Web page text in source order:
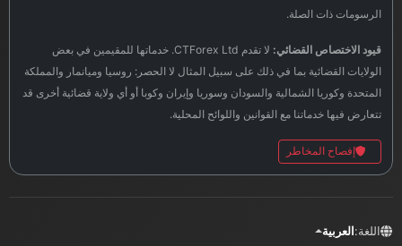
الرسومات ذات الصلة.
قيود الاختصاص القضائي:
لا تقدم CTForex Ltd. خدماتها للمقيمين في بعض
الولايات القضائية بما في ذلك على سبيل المثال لا الحصر: روسيا وميانمار والمملكة
المتحدة وكوريا الشمالية والسودان وسوريا وإيران وكوبا أو أي ولاية قضائية أخرى قد
تتعارض فيها خدماتنا مع القوانين واللوائح المحلية.
إفصاح المخاطر
اللغة:العربية